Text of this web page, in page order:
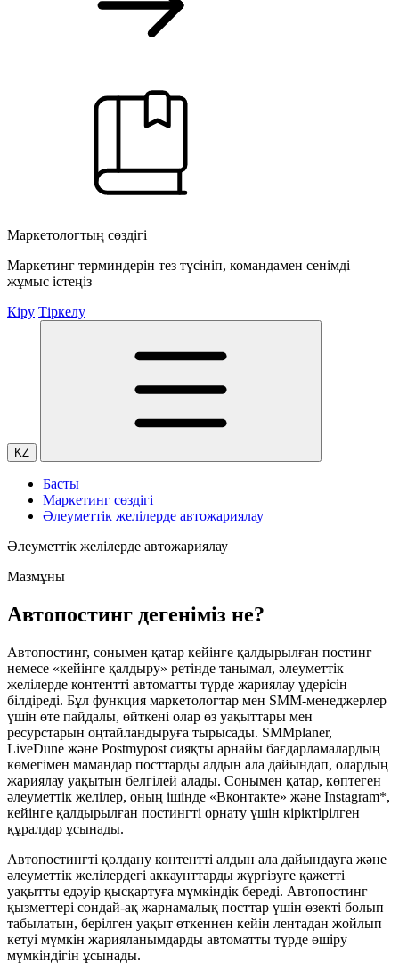
Маркетологтың сөздігі
Маркетинг терминдерін тез түсініп, командамен сенімді
жұмыс істеңіз
Кіру Тіркелу
KZ
Басты
Маркетинг сөздігі
Әлеуметтік желілерде автожариялау
Әлеуметтік желілерде автожариялау
Мазмұны
Автопостинг дегеніміз не?
Автопостинг, сонымен қатар кейінге қалдырылған постинг
немесе «кейінге қалдыру» ретінде танымал, әлеуметтік
желілерде контентті автоматты түрде жариялау үдерісін
білдіреді. Бұл функция маркетологтар мен SMM-менеджерлер
үшін өте пайдалы, өйткені олар өз уақыттары мен
ресурстарын оңтайландыруға тырысады. SMMplaner,
LiveDune және Postmypost сияқты арнайы бағдарламалардың
көмегімен мамандар посттарды алдын ала дайындап, олардың
жариялау уақытын белгілей алады. Сонымен қатар, көптеген
әлеуметтік желілер, оның ішінде «Вконтакте» және Instagram*,
кейінге қалдырылған постингті орнату үшін кіріктірілген
құралдар ұсынады.
Автопостингті қолдану контентті алдын ала дайындауға және
әлеуметтік желілердегі аккаунттарды жүргізуге қажетті
уақытты едәуір қысқартуға мүмкіндік береді. Автопостинг
қызметтері сондай-ақ жарнамалық посттар үшін өзекті болып
табылатын, берілген уақыт өткеннен кейін лентадан жойлып
кетуі мүмкін жарияланымдарды автоматты түрде өшіру
мүмкіндігін ұсынады.